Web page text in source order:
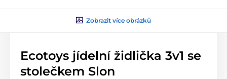
Zobrazit více obrázků
Ecotoys jídelní židlička 3v1 se
stolečkem Slon